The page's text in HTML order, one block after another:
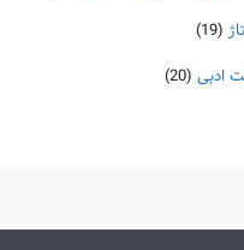
(19)
ادبی (20)